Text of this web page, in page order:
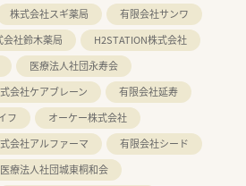
株式会社スギ薬局
有限会社サンワ
会社鈴木薬局
H2STATION株式会社
医療法人社団永寿会
会社ケアブレーン
有限会社延寿
フ
オーケー株式会社
会社アルファーマ
有限会社シード
医療法人社団城東桐和会